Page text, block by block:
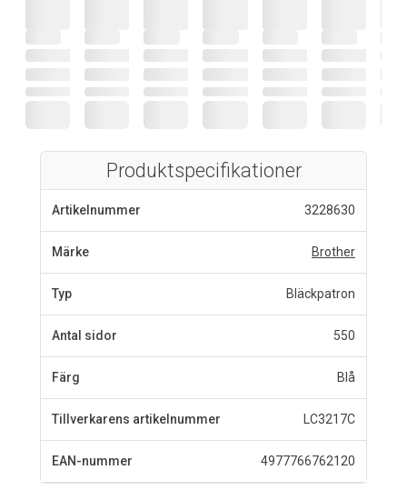
Produktspecifikationer
Artikelnummer 3228630
Märke Brother
Typ Bläckpatron
Antal sidor 550
Färg Blå
Tillverkarens artikelnummer LC3217C
EAN-nummer 4977766762120